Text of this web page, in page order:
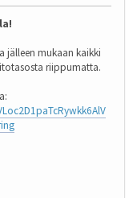
jälleen mukaan kaikki
riippumatta.